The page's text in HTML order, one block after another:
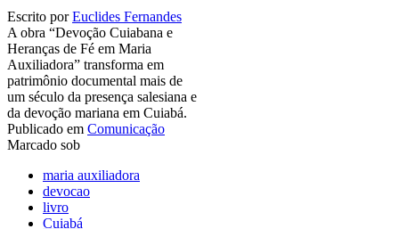
Escrito porEuclides Fernandes
A obra “Devoção Cuiabana e
Heranças de Fé em Maria
Auxiliadora” transforma em
patrimônio documental mais de
um século da presença salesiana e
da devoção mariana em Cuiabá.
Publicado em Comunicação
Marcado sob
maria auxiliadora
devocao
livro
Cuiabá